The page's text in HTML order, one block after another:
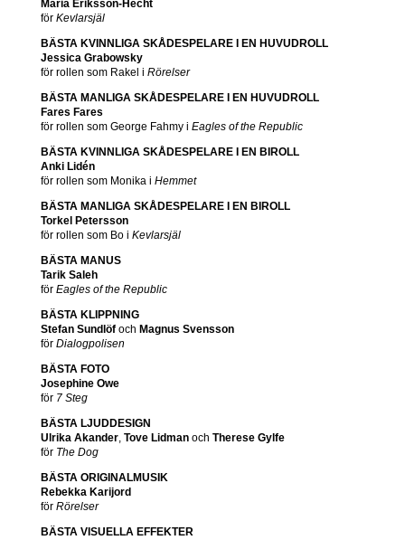
Maria Eriksson-Hecht
för Kevlarsjäl
BÄSTA KVINNLIGA SKÅDESPELARE I EN HUVUDROLL
Jessica Grabowsky
för rollen som Rakel i Rörelser
BÄSTA MANLIGA SKÅDESPELARE I EN HUVUDROLL
Fares Fares
för rollen som George Fahmy i Eagles of the Republic
BÄSTA KVINNLIGA SKÅDESPELARE I EN BIROLL
Anki Lidén
för rollen som Monika i Hemmet
BÄSTA MANLIGA SKÅDESPELARE I EN BIROLL
Torkel Petersson
för rollen som Bo i Kevlarsjäl
BÄSTA MANUS
Tarik Saleh
för Eagles of the Republic
BÄSTA KLIPPNING
Stefan Sundlöfoch Magnus Svensson
för Dialogpolisen
BÄSTA FOTO
Josephine Owe
för 7 Steg
BÄSTA LJUDDESIGN
Ulrika Akander, Tove Lidmanoch Therese Gylfe
för The Dog
BÄSTA ORIGINALMUSIK
Rebekka Karijord
för Rörelser
BÄSTA VISUELLA EFFEKTER